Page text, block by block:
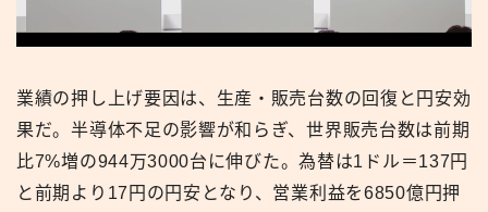
業績の押し上げ要因は、生産・販売台数の回復と円安効
果だ。半導体不足の影響が和らぎ、世界販売台数は前期
比7%増の944万3000台に伸びた。為替は1ドル＝137円
と前期より17円の円安となり、営業利益を6850億円押